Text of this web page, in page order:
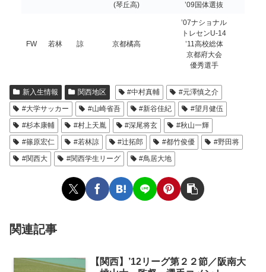
(琴丘高)
’09国体選抜
FW 若林 諒 京都橘高
’07ナショナル
トレセンU-14
’11高校総体
京都府大会
優秀選手
新入生情報 関西地区 #中村真輔
#元澤慎之介
#大学サッカー
#山崎省吾 #新谷佳紀
#望月健伍
#杉本康輔
#村上天胤 #深尾将玄
#秋山一輝
#篠原宏仁
#若林諒 #辻拓郎 #都竹俊優
#野田将
#関西大
#関西学生リーグ #鳥居大地
関連記事
【関西】’12リーグ第２２節／阪南大